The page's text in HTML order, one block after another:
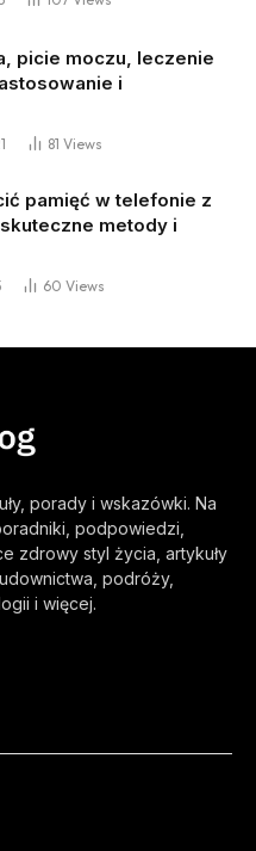
picie moczu, leczenie
i
81 Views
pamięć w telefonie z
metody i
60 Views
porady i wskazówki. Na
podpowiedzi,
zdrowy styl życia, artykuły
podróży,
i więcej.